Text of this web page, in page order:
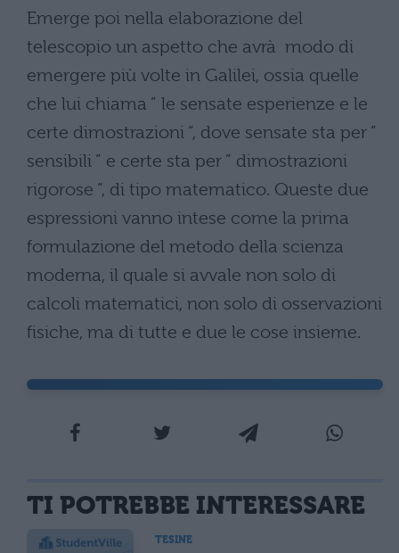
Emerge poi nella elaborazione del
telescopio un aspetto che avrà modo di
emergere più volte in Galilei, ossia quelle
che lui chiama ” le sensate esperienze e le
certe dimostrazioni “, dove sensate sta per ”
sensibili ” e certe sta per ” dimostrazioni
rigorose “, di tipo matematico. Queste due
espressioni vanno intese come la prima
formulazione del metodo della scienza
moderna, il quale si avvale non solo di
calcoli matematici, non solo di osservazioni
fisiche, ma di tutte e due le cose insieme.
TI POTREBBE INTERESSARE
TESINE